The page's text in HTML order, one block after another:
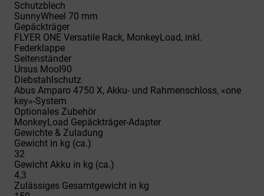
Schutzblech
SunnyWheel 70 mm
Gepäckträger
FLYER ONE Versatile Rack, MonkeyLoad, inkl.
Federklappe
Seitenständer
Ursus MooI90
Diebstahlschutz
Abus Amparo 4750 X, Akku- und Rahmenschloss, «one
key»-System
Optionales Zubehör
MonkeyLoad Gepäckträger-Adapter
Gewichte & Zuladung
Gewicht in kg (ca.)
32
Gewicht Akku in kg (ca.)
4,3
Zulässiges Gesamtgewicht in kg